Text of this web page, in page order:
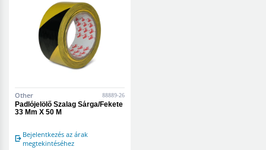
Other 88889-26
Padlójelölő Szalag Sárga/Fekete
33 Mm X 50 M
Bejelentkezés az árak
megtekintéséhez